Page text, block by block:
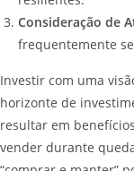
Consideração de
frequentemente
Investir com uma
horizonte de
resultar em
vender durante